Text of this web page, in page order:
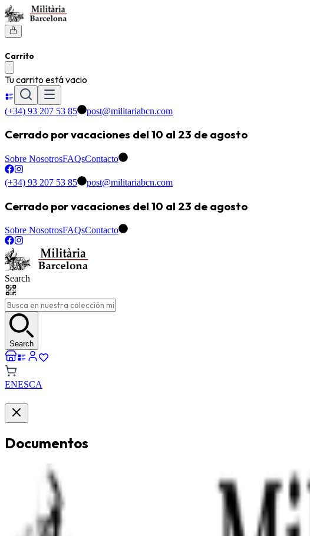
Carrito
Tu carrito está vacio
(+34) 93 207 53 85 post@militariabcn.com
Cerrado por vacaciones del 10 al 23 de agosto
Sobre NosotrosFAQsContacto
(+34) 93 207 53 85 post@militariabcn.com
Cerrado por vacaciones del 10 al 23 de agosto
Sobre NosotrosFAQsContacto
Search
Search
ENESCA
Documentos